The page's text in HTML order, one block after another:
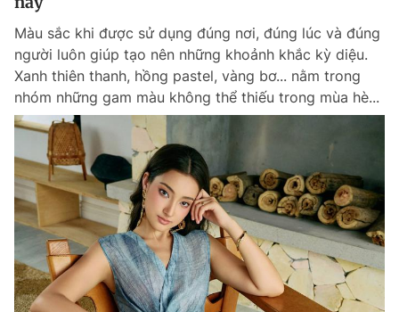
Màu sắc khi được sử dụng đúng nơi, đúng lúc và đúng
người luôn giúp tạo nên những khoảnh khắc kỳ diệu.
Xanh thiên thanh, hồng pastel, vàng bơ... nằm trong
nhóm những gam màu không thể thiếu trong mùa hè...